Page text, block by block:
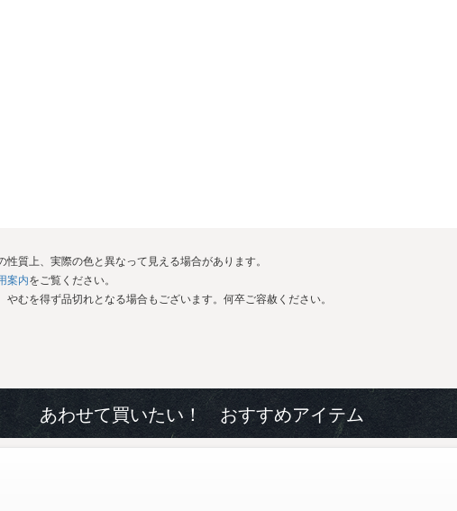
質上、実際の色と異なって見える場合があります。
案内をご覧ください。
むを得ず品切れとなる場合もございます。何卒ご容赦ください。
あわせて買いたい！ おすすめアイテム